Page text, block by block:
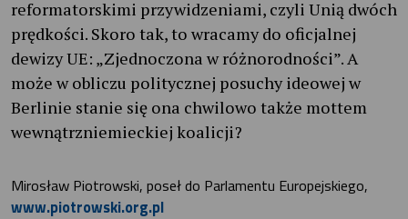
reformatorskimi przywidzeniami, czyli Unią dwóch
prędkości. Skoro tak, to wracamy do oficjalnej
dewizy UE: „Zjednoczona w różnorodności”. A
może w obliczu politycznej posuchy ideowej w
Berlinie stanie się ona chwilowo także mottem
wewnątrzniemieckiej koalicji?
Mirosław Piotrowski, poseł do Parlamentu Europejskiego,
www.piotrowski.org.pl